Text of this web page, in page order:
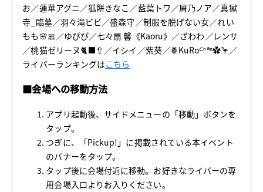
お／蓮華アグニ／狐餅きなこ／藍葉トワ／屑乃ノア／真獄
寺_臨墓／羽々滝ビビ／盛森守／制服を脱げない女／れい
もも🌸🎀／ゆぴぴ／七々扇 馨《Kaoru》／ざわわ／レンサ
／桃猫ゼリーヌ🐈⬛🥄／イシイ／紫葵／🍍KuRoᒼᑋªⁿ✿🦩／
ライバーランキングはこちら
■会場への移動方法
アプリ起動後、サイドメニューの「移動」ボタンを
タップ。
つぎに、「Pickup!」に掲載されている本イベント
のバナーをタップ。
タップ後に会場付近に移動。お好きなライバーの専
用会場⼊⼝よりお⼊りください。